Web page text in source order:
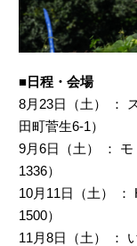
■日程・会場
8月23日（土） ：
田町菅生6-1）
9月6日（土） ：
1336）
10月11日（土） ：
1500）
11月8日（土） ：